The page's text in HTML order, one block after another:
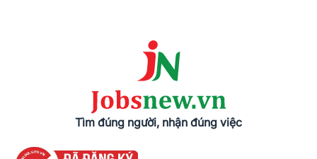
Tìm đúng người, nhận đúng việc